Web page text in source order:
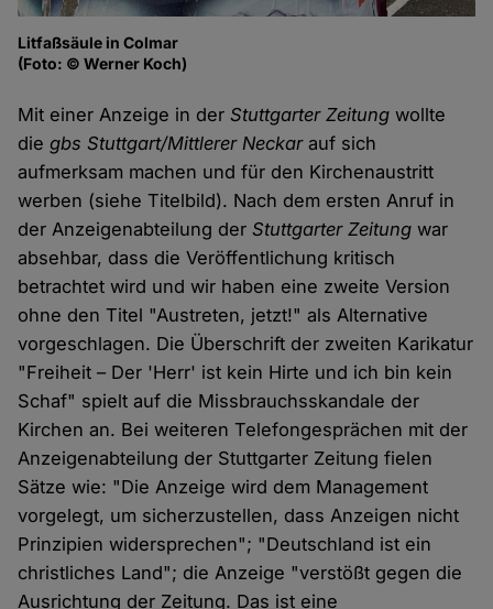
Litfaßsäule in Colmar
(Foto: © Werner Koch)
Mit einer Anzeige in derStuttgarter Zeitungwollte
diegbs Stuttgart/Mittlerer Neckarauf sich
aufmerksam machen und für den Kirchenaustritt
werben (siehe Titelbild). Nach dem ersten Anruf in
der Anzeigenabteilung derStuttgarter Zeitung war
absehbar, dass die Veröffentlichung kritisch
betrachtet wird und wir haben eine zweite Version
ohne den Titel "Austreten, jetzt!" als Alternative
vorgeschlagen. Die Überschrift der zweiten Karikatur
"Freiheit – Der 'Herr' ist kein Hirte und ich bin kein
Schaf" spielt auf die Missbrauchsskandale der
Kirchen an. Bei weiteren Telefongesprächen mit der
Anzeigenabteilung der Stuttgarter Zeitung fielen
Sätze wie: "Die Anzeige wird dem Management
vorgelegt, um sicherzustellen, dass Anzeigen nicht
Prinzipien widersprechen"; "Deutschland ist ein
christliches Land"; die Anzeige "verstößt gegen die
Ausrichtung der Zeitung. Das ist eine